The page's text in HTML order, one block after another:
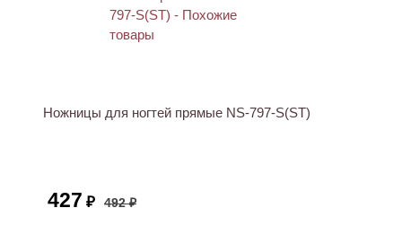
Ножницы для ногтей прямые NS-797-S(ST)
427 ₽ 492 ₽